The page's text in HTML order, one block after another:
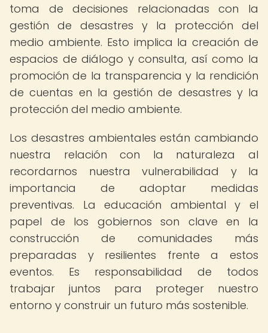
toma de decisiones relacionadas con la
gestión de desastres y la protección del
medio ambiente. Esto implica la creación de
espacios de diálogo y consulta, así como la
promoción de la transparencia y la rendición
de cuentas en la gestión de desastres y la
protección del medio ambiente.
Los desastres ambientales están cambiando
nuestra relación con la naturaleza al
recordarnos nuestra vulnerabilidad y la
importancia de adoptar medidas
preventivas. La educación ambiental y el
papel de los gobiernos son clave en la
construcción de comunidades más
preparadas y resilientes frente a estos
eventos. Es responsabilidad de todos
trabajar juntos para proteger nuestro
entorno y construir un futuro más sostenible.